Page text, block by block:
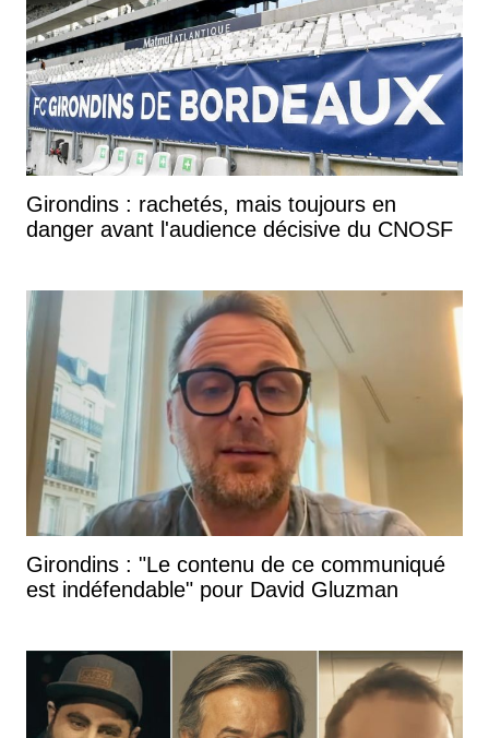
Girondins : rachetés, mais toujours en
danger avant l'audience décisive du CNOSF
Girondins : "Le contenu de ce communiqué
est indéfendable" pour David Gluzman